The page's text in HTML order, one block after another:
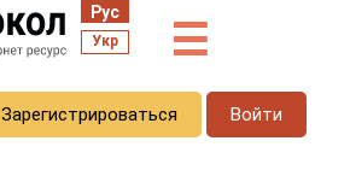
Рус
Укр ☰
Зарегистрироваться Войти